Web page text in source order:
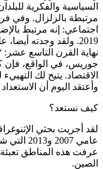
السياسية والفكرية
مرتبطة بالزلزال. وفي
اجتماعي: إنه مرتبط
2019. ولقد وجدته
نهاية القرن التاسع
جوريس، في الواقع، فإن
الاقتصاد. يتيح لك
وأعتقد اليوم أن
كيف نستعد؟
لقد أجريت بحثي
عرفت هذه المناطق
الصين.